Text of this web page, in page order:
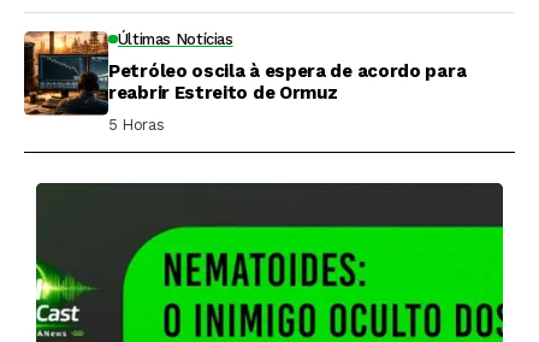
Últimas Notícias
Petróleo oscila à espera de acordo para
reabrir Estreito de Ormuz
5 Horas ⁮